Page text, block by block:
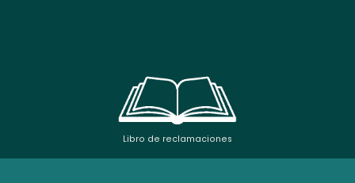
Libro de reclamaciones